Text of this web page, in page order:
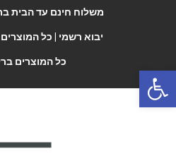
משלוח חינם עד הבית
יבוא רשמי | כל
כל המוצרים